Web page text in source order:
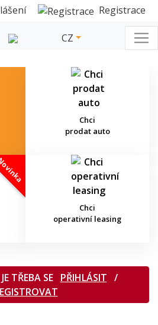
Registrace
CZ
Chci
prodat auto
Chci
operativní leasing
TŘEBA SE PŘIHLÁSIT /